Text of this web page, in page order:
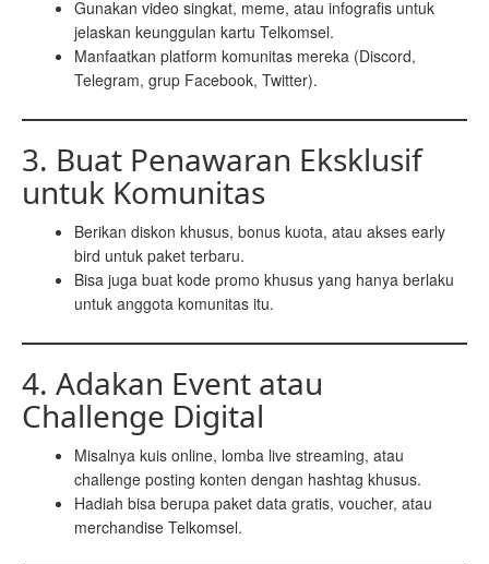
Gunakan video singkat, meme, atau infografis untuk
jelaskan keunggulan kartu Telkomsel.
Manfaatkan platform komunitas mereka (Discord,
Telegram, grup Facebook, Twitter).
3. Buat Penawaran Eksklusif
untuk Komunitas
Berikan diskon khusus, bonus kuota, atau akses early
bird untuk paket terbaru.
Bisa juga buat kode promo khusus yang hanya berlaku
untuk anggota komunitas itu.
4. Adakan Event atau
Challenge Digital
Misalnya kuis online, lomba live streaming, atau
challenge posting konten dengan hashtag khusus.
Hadiah bisa berupa paket data gratis, voucher, atau
merchandise Telkomsel.